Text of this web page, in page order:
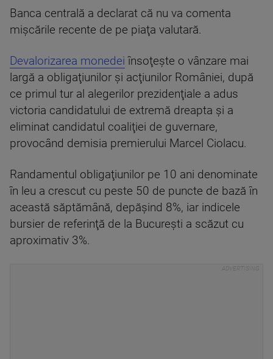
Banca centrală a declarat că nu va comenta
mişcările recente de pe piaţa valutară.
Devalorizarea monedei însoţeşte o vânzare mai
largă a obligaţiunilor şi acţiunilor României, după
ce primul tur al alegerilor prezidenţiale a adus
victoria candidatului de extremă dreapta şi a
eliminat candidatul coaliţiei de guvernare,
provocând demisia premierului Marcel Ciolacu.
Randamentul obligaţiunilor pe 10 ani denominate
în leu a crescut cu peste 50 de puncte de bază în
această săptămână, depăşind 8%, iar indicele
bursier de referinţă de la Bucureşti a scăzut cu
aproximativ 3%.